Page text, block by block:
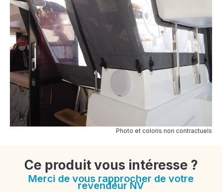
Photo et coloris non contractuels
Ce produit vous intéresse ?
Merci de vous rapprocher de votre
revendeur NV